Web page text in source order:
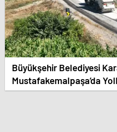
Büyükşehir Belediyesi
Mustafakemalpaşa’da